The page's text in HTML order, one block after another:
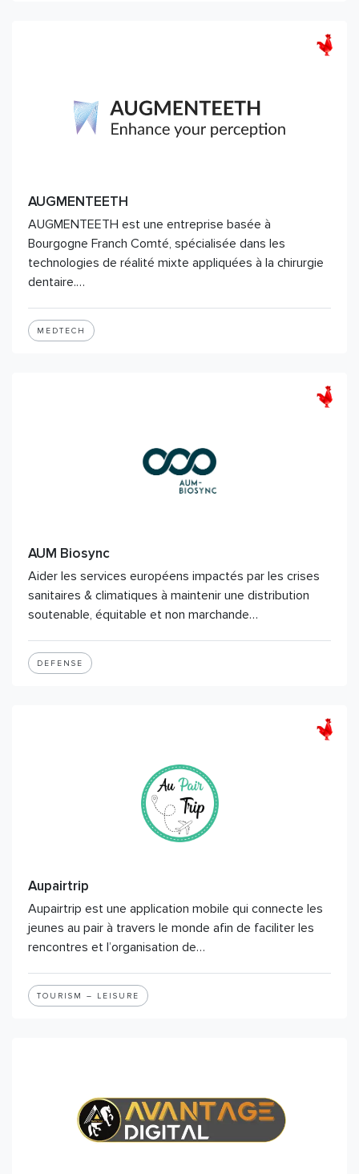
AUGMENTEETH
AUGMENTEETH est une entreprise basée à
Bourgogne Franch Comté, spécialisée dans les
technologies de réalité mixte appliquées à la chirurgie
dentaire.…
MEDTECH
AUM Biosync
Aider les services européens impactés par les crises
sanitaires & climatiques à maintenir une distribution
soutenable, équitable et non marchande…
DEFENSE
Aupairtrip
Aupairtrip est une application mobile qui connecte les
jeunes au pair à travers le monde afin de faciliter les
rencontres et l’organisation de…
TOURISM – LEISURE